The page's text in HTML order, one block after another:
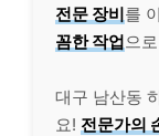
전문 장비를
꼼한 작업으
대구 남산동
요! 전문가의